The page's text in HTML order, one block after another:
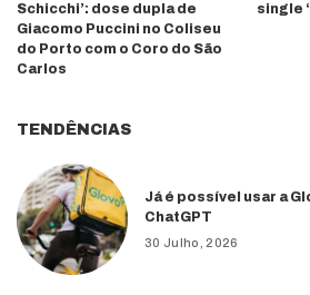
Schicchi’: dose dupla de
Giacomo Puccini no Coliseu
do Porto com o Coro do São
Carlos
single
TENDÊNCIAS
Já é possível usar a
ChatGPT
30 Julho, 2026